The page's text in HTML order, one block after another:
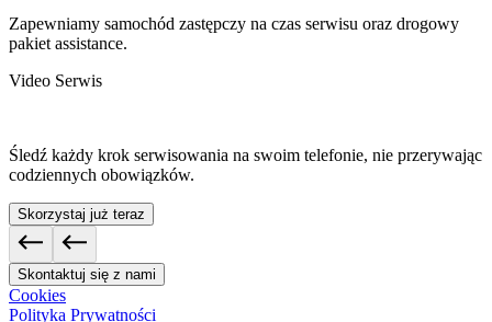
Zapewniamy samochód zastępczy na czas serwisu oraz drogowy
pakiet assistance.
Video Serwis
Śledź każdy krok serwisowania na swoim telefonie, nie przerywając
codziennych obowiązków.
Skorzystaj już teraz
Skontaktuj się z nami
Cookies
Polityka Prywatności